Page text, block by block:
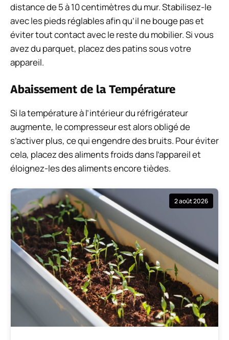
distance de 5 à 10 centimètres du mur. Stabilisez-le
avec les pieds réglables afin qu’il ne bouge pas et
éviter tout contact avec le reste du mobilier. Si vous
avez du parquet, placez des patins sous votre
appareil.
Abaissement de la Température
Si la température à l’intérieur du réfrigérateur
augmente, le compresseur est alors obligé de
s’activer plus, ce qui engendre des bruits. Pour éviter
cela, placez des aliments froids dans l’appareil et
éloignez-les des aliments encore tièdes.
2 août 2026